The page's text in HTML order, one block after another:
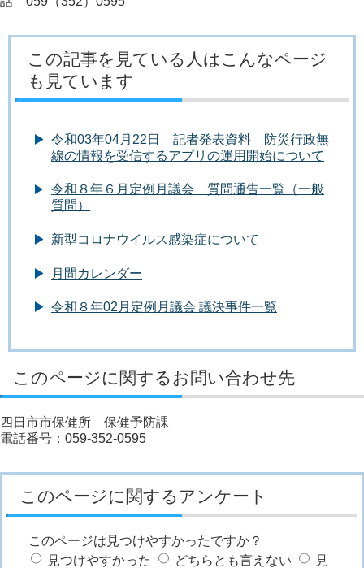
この記事を見ている人はこんなページ
も見ています
令和03年04月22日 記者発表資料 防災行政無
線の情報を受信するアプリの運用開始について
令和８年６月定例月議会 質問通告一覧（一般
質問）
新型コロナウイルス感染症について
月間カレンダー
令和８年02月定例月議会 議決事件一覧
このページに関するお問い合わせ先
四日市市保健所 保健予防課
電話番号：059-352-0595
このページに関するアンケート
このページは見つけやすかったですか？
見つけやすかった
どちらとも言えない
見